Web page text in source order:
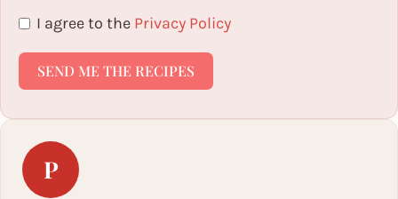
I agree to the Privacy Policy
SEND ME THE RECIPES
P